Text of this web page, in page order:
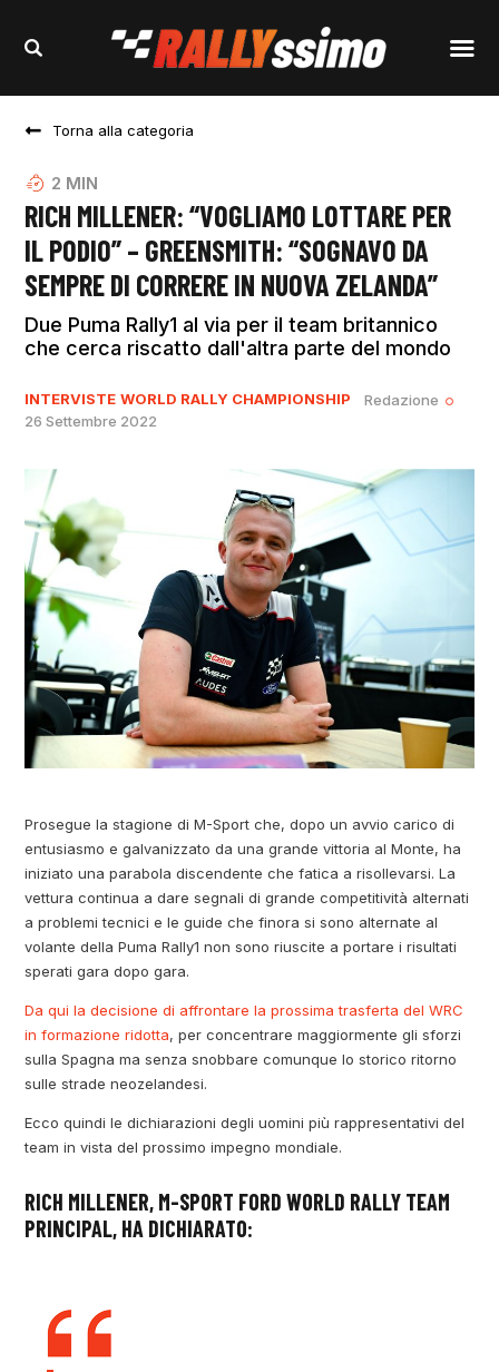
Torna alla categoria
2 MIN
RICH MILLENER: “VOGLIAMO LOTTARE PER
IL PODIO” – GREENSMITH: “SOGNAVO DA
SEMPRE DI CORRERE IN NUOVA ZELANDA”
Due Puma Rally1 al via per il team britannico
che cerca riscatto dall'altra parte del mondo
INTERVISTE WORLD RALLY CHAMPIONSHIP
Redazione
26 Settembre 2022
Prosegue la stagione di M-Sport che, dopo un avvio carico di
entusiasmo e galvanizzato da una grande vittoria al Monte, ha
iniziato una parabola discendente che fatica a risollevarsi. La
vettura continua a dare segnali di grande competitività alternati
a problemi tecnici e le guide che finora si sono alternate al
volante della Puma Rally1 non sono riuscite a portare i risultati
sperati gara dopo gara.
Da qui la decisione di affrontare la prossima trasferta del WRC
in formazione ridotta, per concentrare maggiormente gli sforzi
sulla Spagna ma senza snobbare comunque lo storico ritorno
sulle strade neozelandesi.
Ecco quindi le dichiarazioni degli uomini più rappresentativi del
team in vista del prossimo impegno mondiale.
RICH MILLENER, M-SPORT FORD WORLD RALLY TEAM
PRINCIPAL, HA DICHIARATO: